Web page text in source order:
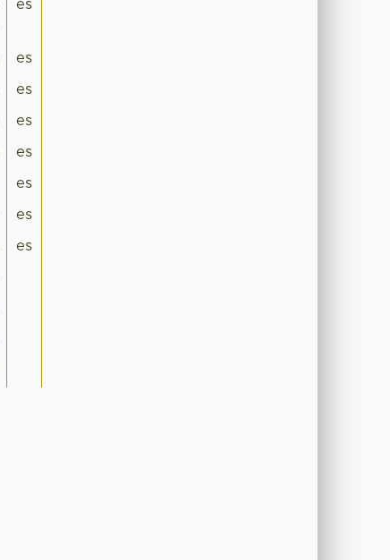
es
es
es
es
es
es
es
es